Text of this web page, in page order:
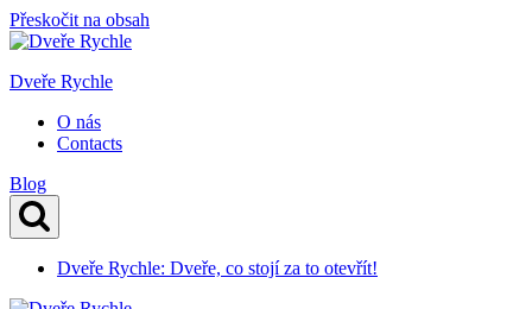
Přeskočit na obsah
Dveře Rychle
O nás
Contacts
Blog
Dveře Rychle: Dveře, co stojí za to otevřít!